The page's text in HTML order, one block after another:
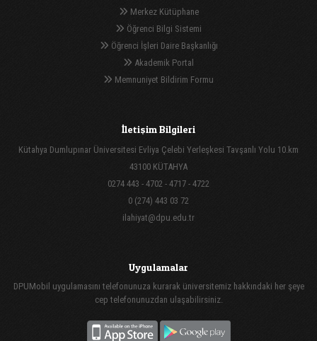
Merkez Kütüphane
Öğrenci Bilgi Sistemi
Öğrenci İşleri Daire Başkanlığı
Akademik Portal
Memnuniyet Bildirim Formu
İletişim Bilgileri
Kütahya Dumlupınar Üniversitesi Evliya Çelebi Yerleşkesi Tavşanlı Yolu 10.km
43100 KÜTAHYA
0274 443 - 4702 - 4717 - 4722
0 (274) 443 03 72
ilahiyat@dpu.edu.tr
Uygulamalar
DPUMobil uygulamasını telefonunuza kurarak üniversitemiz hakkındaki her şeye
cep telefonunuzdan ulaşabilirsiniz.